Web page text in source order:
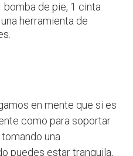
bomba de pie, 1 cinta
herramienta de
en mente que si es
como para soportar
una
puedes estar tranquila,